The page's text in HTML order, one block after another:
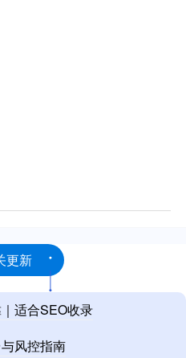
更新
适合SEO收录
风控指南